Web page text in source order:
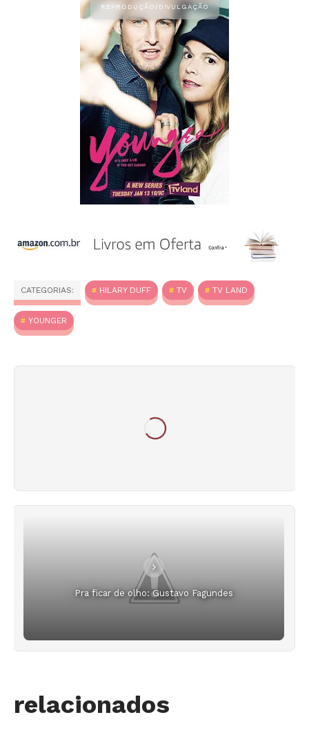
CATEGORIAS: HILARY DUFF TV TV LAND
YOUNGER
Pra ficar de olho: Gustavo Fagundes
relacionados